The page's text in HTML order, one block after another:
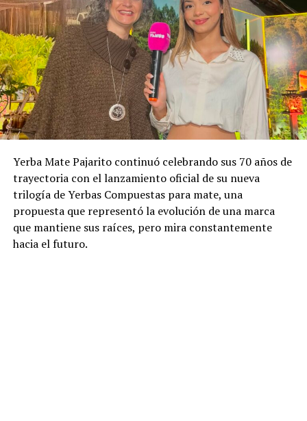
Yerba Mate Pajarito continuó celebrando sus 70 años de
trayectoria con el lanzamiento oficial de su nueva
trilogía de Yerbas Compuestas para mate, una
propuesta que representó la evolución de una marca
que mantiene sus raíces, pero mira constantemente
hacia el futuro.